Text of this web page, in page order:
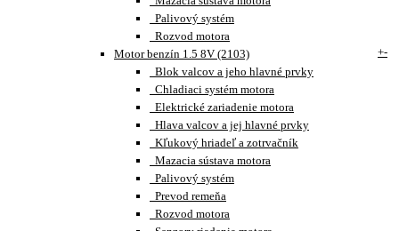
Palivový systém
Rozvod motora
Motor benzín 1.5 8V (2103)
+-
Blok valcov a jeho hlavné prvky
Chladiaci systém motora
Elektrické zariadenie motora
Hlava valcov a jej hlavné prvky
Kľukový hriadeľ a zotrvačník
Mazacia sústava motora
Palivový systém
Prevod remeňa
Rozvod motora